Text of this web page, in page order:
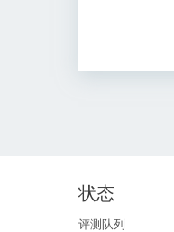
状态
评测队列